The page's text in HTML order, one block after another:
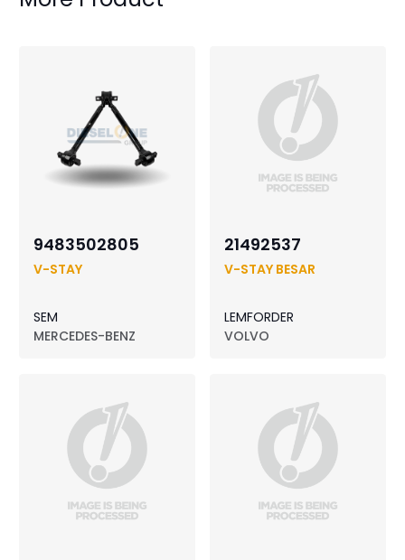
9483502805
V-STAY
SEM
MERCEDES-BENZ
21492537
V-STAY BESAR
LEMFORDER
VOLVO